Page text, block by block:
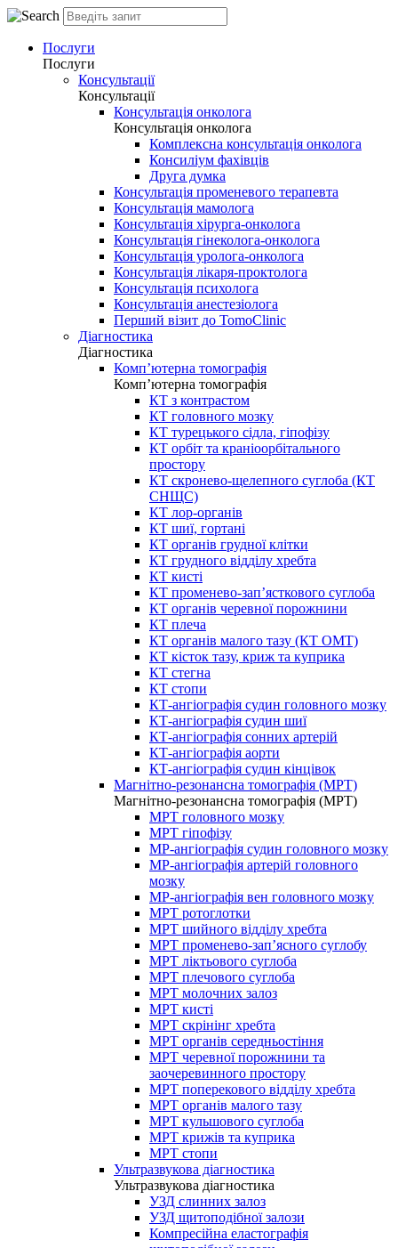
Послуги
Послуги
Консультації
Консультації
Консультація онколога
Консультація онколога
Комплексна консультація онколога
Консиліум фахівців
Друга думка
Консультація променевого терапевта
Консультація мамолога
Консультація хірурга-онколога
Консультація гінеколога-онколога
Консультація уролога-онколога
Консультація лікаря-проктолога
Консультація психолога
Консультація анестезіолога
Перший візит до TomoClinic
Діагностика
Діагностика
Комп’ютерна томографія
Комп’ютерна томографія
КТ з контрастом
КТ головного мозку
КТ турецького сідла, гіпофізу
КТ орбіт та краніоорбітального
простору
КТ скронево-щелепного суглоба (КТ
СНЩС)
КТ лор-органів
КТ шиї, гортані
КТ органів грудної клітки
КТ грудного відділу хребта
КТ кисті
КТ променево-зап’ясткового суглоба
КТ органів черевної порожнини
КТ плеча
КТ органів малого тазу (КТ ОМТ)
КТ кісток тазу, криж та куприка
КТ стегна
КТ стопи
КТ-ангіографія судин головного мозку
КТ-ангіографія судин шиї
КТ-ангіографія сонних артерій
КТ-ангіографія аорти
КТ-ангіографія судин кінцівок
Магнітно-резонансна томографія (МРТ)
Магнітно-резонансна томографія (МРТ)
МРТ головного мозку
МРТ гіпофізу
МР-ангіографія судин головного мозку
МР-ангіографія артерій головного
мозку
МР-ангіографія вен головного мозку
МРТ ротоглотки
МРТ шийного відділу хребта
МРТ променево-зап’ясного суглобу
МРТ ліктьового суглоба
МРТ плечового суглоба
МРТ молочних залоз
МРТ кисті
МРТ скрінінг хребта
МРТ органів середньостіння
МРТ черевної порожнини та
заочеревинного простору
МРТ поперекового відділу хребта
МРТ органів малого тазу
МРТ кульшового суглоба
МРТ крижів та куприка
МРТ стопи
Ультразвукова діагностика
Ультразвукова діагностика
УЗД слинних залоз
УЗД щитоподібної залози
Компресійна еластографія